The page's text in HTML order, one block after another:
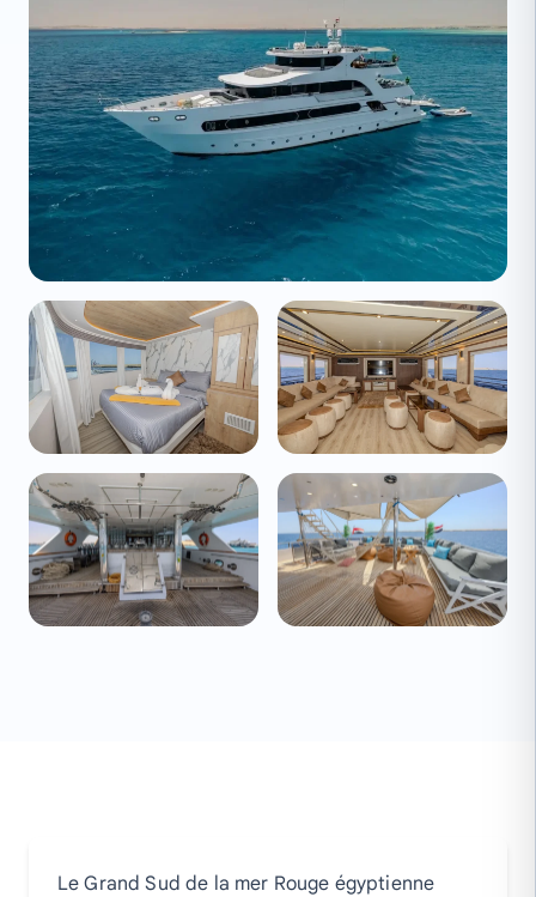
Le Grand Sud de la mer Rouge égyptienne